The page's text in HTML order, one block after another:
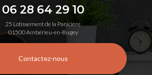
06 28 64 29 10
25 Lotissement de la Panicière
01500 Ambérieu-en-Bugey
Contactez-nous